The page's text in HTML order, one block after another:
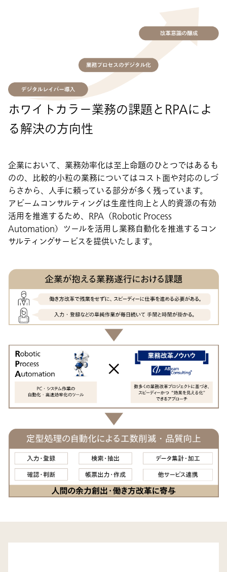
ホワイトカラー業務の課題とRPAによ
る解決の方向性
企業において、業務効率化は至上命題のひとつではあるも
のの、比較的小粒の業務についてはコスト面や対応のしづ
らさから、人手に頼っている部分が多く残っています。​
アビームコンサルティングは生産性向上と人的資源の有効
活用を推進するため、RPA（Robotic Process
Automation）ツールを活用し業務自動化を推進するコン
サルティングサービスを提供いたします。